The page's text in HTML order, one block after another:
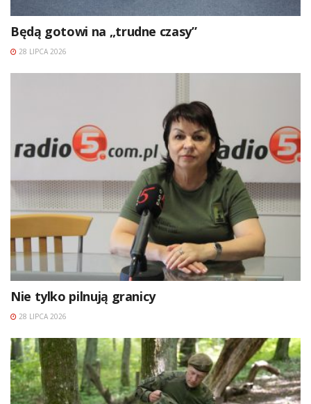
Będą gotowi na „trudne czasy”
28 LIPCA 2026
Nie tylko pilnują granicy
28 LIPCA 2026